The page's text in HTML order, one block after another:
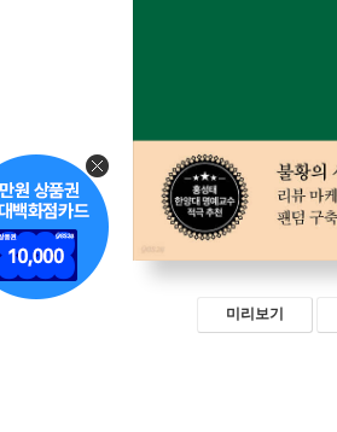
미리보기